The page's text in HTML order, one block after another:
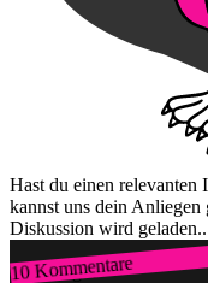
Hast du einen relevanten
kannst uns dein
Diskussion wird
10 Kommentare
Zum Login